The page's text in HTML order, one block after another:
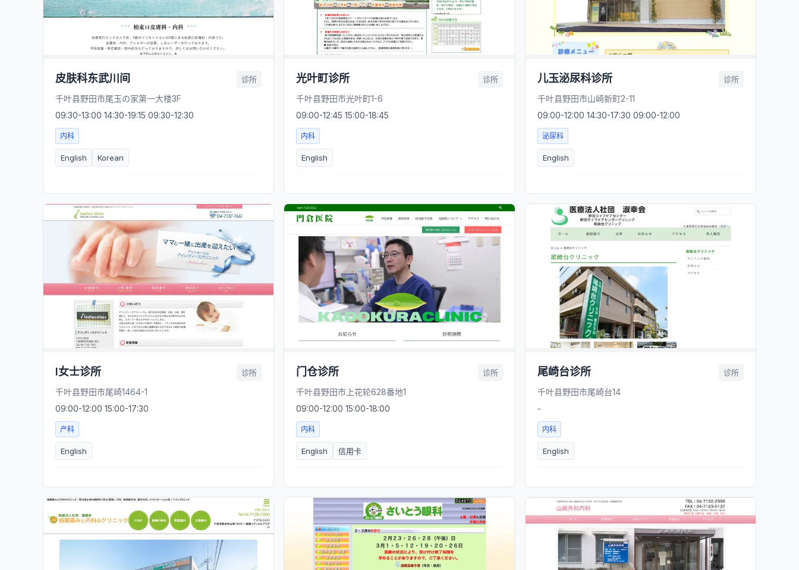
皮肤科东武川间 诊所
千叶县野田市尾玉の家第一大楼3F
09:30-13:00 14:30-19:15 09:30-12:30
内科
English Korean
光叶町诊所 诊所
千叶县野田市光叶町1-6
09:00-12:45 15:00-18:45
内科
English
儿玉泌尿科诊所 诊所
千叶县野田市山崎新町2-11
09:00-12:00 14:30-17:30 09:00-12:00
泌尿科
English
I女士诊所 诊所
千叶县野田市尾崎1464-1
09:00-12:00 15:00-17:30
产科
English
门仓诊所 诊所
千叶县野田市上花轮628番地1
09:00-12:00 15:00-18:00
内科
English 信用卡
尾崎台诊所 诊所
千叶县野田市尾崎台14
-
内科
English